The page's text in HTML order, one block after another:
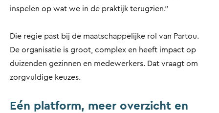
inspelen op wat we in de praktijk terugzien.”
Die regie past bij de maatschappelijke rol van Partou.
De organisatie is groot, complex en heeft impact op
duizenden gezinnen en medewerkers. Dat vraagt om
zorgvuldige keuzes.
Eén platform, meer overzicht en